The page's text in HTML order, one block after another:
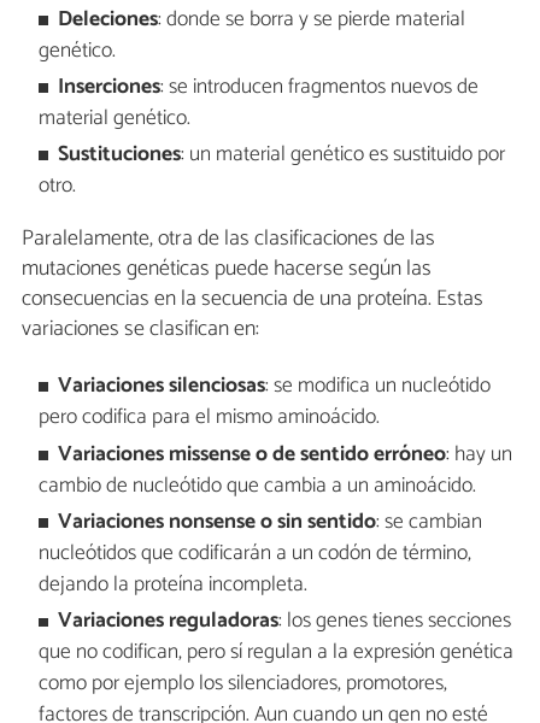
Deleciones: donde se borra y se pierde material
genético.
Inserciones: se introducen fragmentos nuevos de
material genético.
Sustituciones: un material genético es sustituido por
otro.
Paralelamente, otra de las clasificaciones de las
mutaciones genéticas puede hacerse según las
consecuencias en la secuencia de una proteína. Estas
variaciones se clasifican en:
Variaciones silenciosas: se modifica un nucleótido
pero codifica para el mismo aminoácido.
Variaciones missense o de sentido erróneo: hay un
cambio de nucleótido que cambia a un aminoácido.
Variaciones nonsense o sin sentido: se cambian
nucleótidos que codificarán a un codón de término,
dejando la proteína incompleta.
Variaciones reguladoras: los genes tienes secciones
que no codifican, pero sí regulan a la expresión genética
como por ejemplo los silenciadores, promotores,
factores de transcripción. Aun cuando un gen no esté